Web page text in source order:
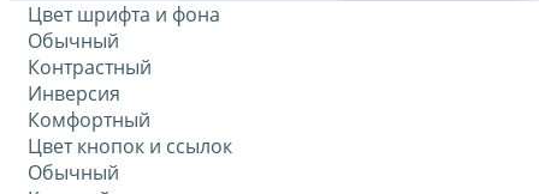
Цвет шрифта и фона
Обычный
Контрастный
Инверсия
Комфортный
Цвет кнопок и ссылок
Обычный